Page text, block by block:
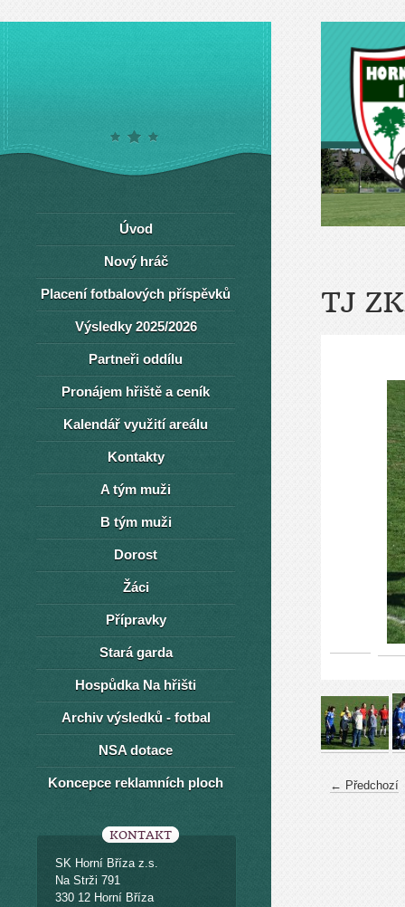
TJ
← Předchozí
Úvod
Nový hráč
Placení fotbalových příspěvků
Výsledky 2025/2026
Partneři oddílu
Pronájem hřiště a ceník
Kalendář využití areálu
Kontakty
A tým muži
B tým muži
Dorost
Žáci
Přípravky
Stará garda
Hospůdka Na hřišti
Archiv výsledků - fotbal
NSA dotace
Koncepce reklamních ploch
KONTAKT
SK Horní Bříza z.s.
Na Strži 791
330 12 Horní Bříza